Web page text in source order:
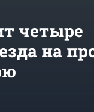
четыре
на